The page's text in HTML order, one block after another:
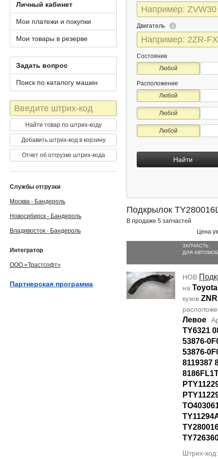
Двигатель
Состояние
Любой
Расположение
Любой
Любой
Любой
Найти
Подкрылок
В продаже 5 запчастей
Цена
ЗАПЧАСТЬ
ДЛЯ
НОВ
на
кузов
Левое
TY6321
53876-
53876-
8119387
Штрих-
Личный кабинет
Мои платежи и покупки
Мои товары в резерве
Задать вопрос
Поиск по каталогу машин
Штрих-
код
Найти товар по штрих-коду
Добавить штрих-код в корзину
Отчет об отгрузке штрих-кода
Службы отгрузки
Москва - Бандероль
Новосибирск - Бандероль
Владивосток - Бандероль
Интегратор
ООО «Трастсофт»
Партнерская программа